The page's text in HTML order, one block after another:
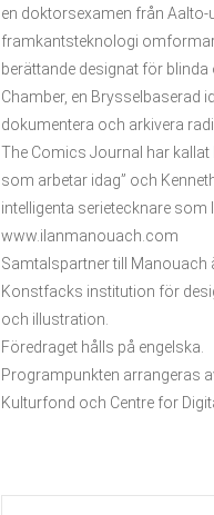
en doktorsexamen från
framkantsteknologi
berättande designat för
Chamber, en Brysselbaserad
dokumentera och arkivera
The Comics Journal har
som arbetar idag” och
intelligenta serietecknare som
www.ilanmanouach.com
Samtalspartner till Manouach
Konstfacks institution för
och illustration.
Föredraget hålls på engelska.
Programpunkten arrangeras
Kulturfond och Centre for